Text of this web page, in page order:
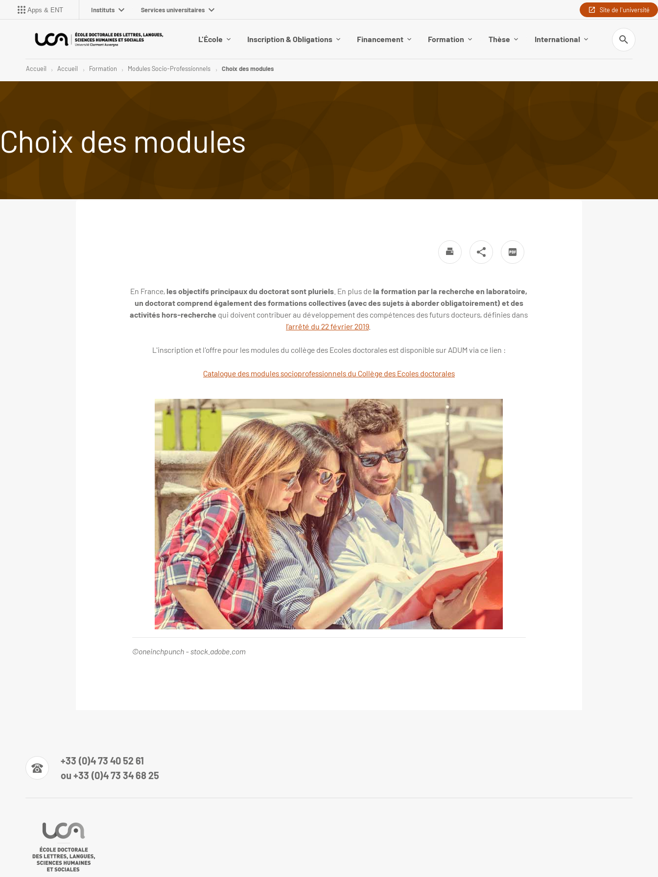
Apps & ENT Instituts Services universitaires Site de l'université
L'École Inscription & Obligations Financement Formation Thèse International
Recherche
Accueil Accueil Formation Modules Socio-Professionnels Choix des modules
Choix des modules
En France, les objectifs principaux du doctorat sont pluriels . En plus de la formation par la recherche en laboratoire,
un doctorat comprend également des formations collectives (avec des sujets à aborder obligatoirement) et des
activités hors-recherche qui doivent contribuer au développement des compétences des futurs docteurs, définies dans
l’arrêté du 22 février 2019.
L'inscription et l'offre pour les modules du collège des Ecoles doctorales est disponible sur ADUM via ce lien :
Catalogue des modules socioprofessionnels du Collège des Ecoles doctorales
©oneinchpunch - stock.adobe.com
+33 (0)4 73 40 52 61
ou +33 (0)4 73 34 68 25